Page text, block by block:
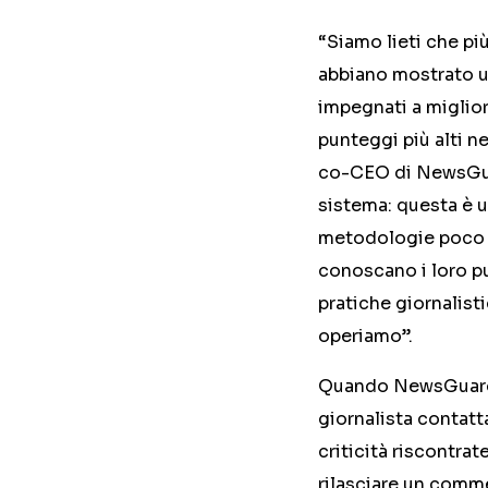
“Siamo lieti che
abbiano mostrato
impegnati a
punteggi più alti
co-CEO di
sistema: questa è
metodologie poco
conoscano i loro
pratiche
operiamo”.
Quando
giornalista
criticità